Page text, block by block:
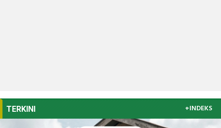
TERKINI +INDEKS